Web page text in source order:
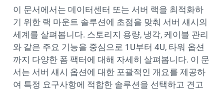
이 문서에서는 데이터센터 또는 서버 랙을 최적화하
기 위한 랙 마운트 솔루션에 초점을 맞춰 서버 섀시의
세계를 살펴봅니다. 스토리지 용량, 냉각, 케이블 관리
와 같은 주요 기능을 중심으로 1U부터 4U, 타워 옵션
까지 다양한 폼 팩터에 대해 자세히 살펴봅니다. 이 문
서는 서버 섀시 옵션에 대한 포괄적인 개요를 제공하
여 특정 요구사항에 적합한 솔루션을 선택하고 견고